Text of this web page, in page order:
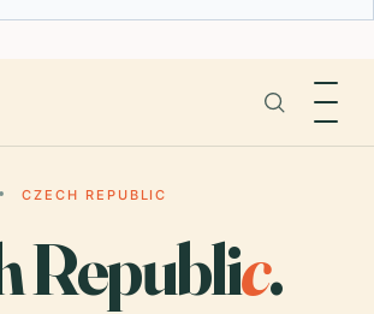
CZECH REPUBLIC
Republic.